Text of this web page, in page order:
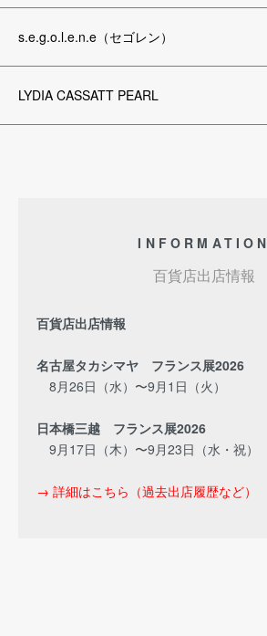
s.e.g.o.l.e.n.e（セゴレン）
LYDIA CASSATT PEARL
INFORMATION
百貨店出店情報
百貨店出店情報
名古屋タカシマヤ フランス展2026
8月26日（水）〜9月1日（火）
日本橋三越 フランス展2026
9月17日（木）〜9月23日（水・祝）
→ 詳細はこちら（過去出店履歴など）